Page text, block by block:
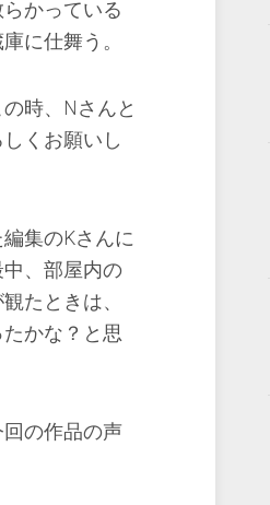
かっている
に仕舞う。
時、Nさんと
くお願いし
集のKさんに
、部屋内の
たときは、
かな？と思
の作品の声